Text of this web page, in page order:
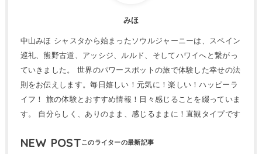
みほ
中山みほ シャスタから始まったソウルジャーニーは、スペイン
巡礼、熊野古道、アッシジ、ルルド、そしてハワイへと繋がっ
ていきました。 世界のパワースポットの旅で体験した幸せの法
則をお伝えします。毎日嬉しい！元気に！楽しい！ハッピーラ
イフ！ 旅の体験とおすすめ情報！日々感じることを綴っていま
す。 自分らしく、ありのまま、感じるままに！直観タイプです
NEW POST